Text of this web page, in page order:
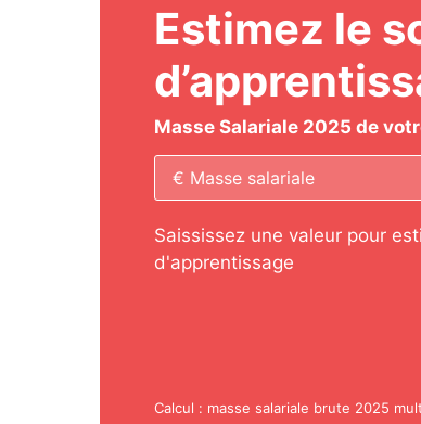
Estimez le
Masse Salariale 2025 de
Saississez une valeur pour
d'apprentissage
Calcul : masse salariale brute 2025